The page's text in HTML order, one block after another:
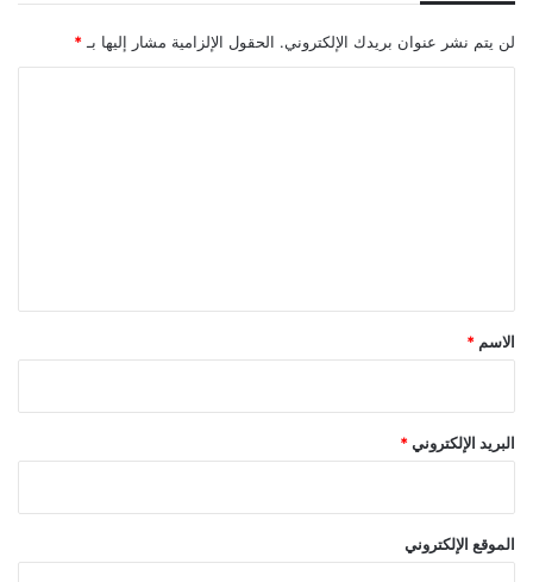
لن يتم نشر عنوان بريدك الإلكتروني. الحقول الإلزامية مشار إليها بـ *
*
الاسم *
البريد الإلكتروني*
الموقع الإلكتروني